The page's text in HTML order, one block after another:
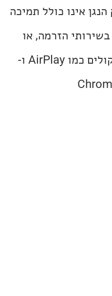
אינו כולל תמיכה
הזרמה, או
פרוטוקולים כמו AirPlay ו-